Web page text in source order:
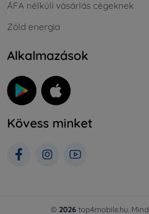
ÁFA nélküli vásárlás cégeknek
Zöld energia
Alkalmazások
Kövess minket
© 2026 top4mobile.hu.